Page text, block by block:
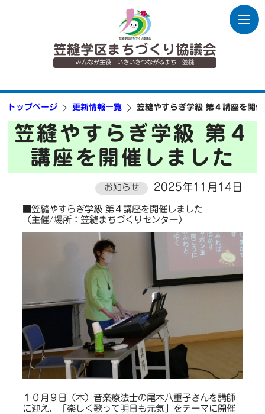
笠縫学区まちづくり協議会
みんなが主役 いきいきつながるまち 笠縫
トップページ 更新情報一覧 笠縫やすらぎ学級 第４講座を開
笠縫やすらぎ学級 第４
講座を開催しました
お知らせ 2025年11月14日
■笠縫やすらぎ学級 第４講座を開催しました
（主催/場所：笠縫まちづくりセンター）
１０月９日（木）音楽療法士の尾木八重子さんを講師
に迎え、「楽しく歌って明日も元気」をテーマに開催